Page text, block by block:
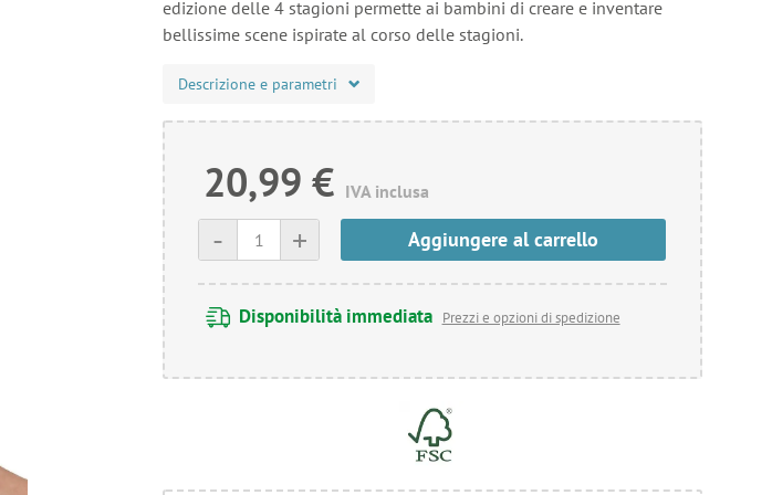
edizione delle 4 stagioni permette ai bambini di creare e inventare
bellissime scene ispirate al corso delle stagioni.
Descrizione e parametri
20,99 € IVA inclusa
+
- Aggiungere al carrello
Disponibilità immediata Prezzi e opzioni di spedizione